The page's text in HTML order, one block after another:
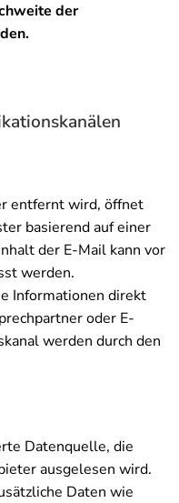
der
entfernt wird, öffnet
basierend auf einer
der E-Mail kann vor
werden.
Informationen direkt
oder E-
werden durch den
Datenquelle, die
ausgelesen wird.
Daten wie